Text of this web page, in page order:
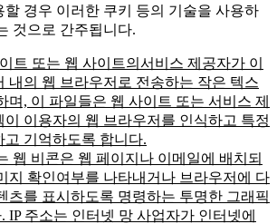
할 경우 이러한 쿠키 등의 기술을 사용하
것으로 간주됩니다.
트 또는 웹 사이트의서비스 제공자가 이
내의 웹 브라우저로 전송하는 작은 텍스
며, 이 파일들은 웹 사이트 또는 서비스 제
이 이용자의 웹 브라우저를 인식하고 특정
고 기억하도록 합니다.
웹 비콘은 웹 페이지나 이메일에 배치되
지 확인여부를 나타내거나 브라우저에 다
츠를 표시하도록 명령하는 투명한 그래픽
IP 주소는 인터넷 망 사업자가 인터넷에